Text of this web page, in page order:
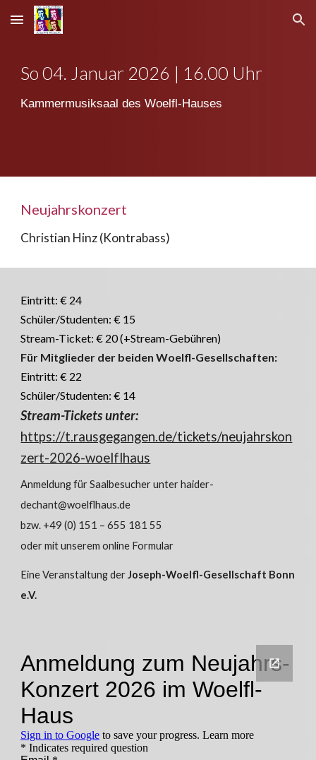
Skip to main content Skip to navigation
So 04. Januar 2026 | 16.00 Uhr
Kammermusiksaal des Woelfl-Hauses
Neujahrskonzert
Christian Hinz (Kontrabass)
Eintritt: € 24
Schüler/Studenten: € 15
Stream-Ticket: € 20 (+Stream-Gebühren)
Für Mitglieder der beiden Woelfl-Gesellschaften:
Eintritt: € 22
Schüler/Studenten: € 14
Stream-Tickets unter:
https://t.rausgegangen.de/tickets/neujahrskon
zert-2026-woelflhaus
Anmeldung für Saalbesucher unter haider-
dechant@woelflhaus.de
bzw. +49 (0) 151 – 655 181 55
oder mit unserem online Formular
Eine Veranstaltung derJoseph-Woelfl-Gesellschaft Bonn
e.V.